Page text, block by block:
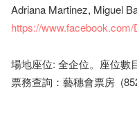
Adriana Martinez, Miguel
https://www.facebook.com/
場地座位: 全企位。座​位​數
票務查詢：藝穗會票房